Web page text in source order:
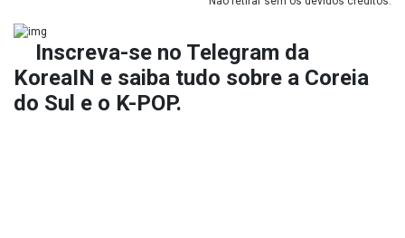
Inscreva-se no Telegram da
KoreaIN e saiba tudo sobre a Coreia
do Sul e o K-POP.